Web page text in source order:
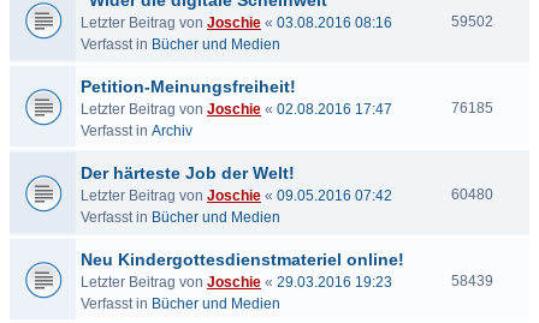
Letzter Beitrag von Joschie « 03.08.2016 08:16
Verfasst in Bücher und Medien
59502
Petition-Meinungsfreiheit!
Letzter Beitrag von Joschie « 02.08.2016 17:47
Verfasst in Archiv
76185
Der härteste Job der Welt!
Letzter Beitrag von Joschie « 09.05.2016 07:42
Verfasst in Bücher und Medien
60480
Neu Kindergottesdienstmateriel online!
Letzter Beitrag von Joschie « 29.03.2016 19:23
Verfasst in Bücher und Medien
58439